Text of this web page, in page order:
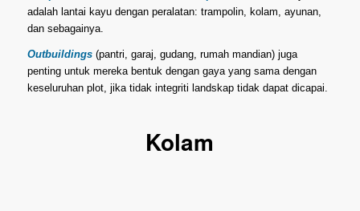
adalah lantai kayu dengan peralatan: trampolin, kolam, ayunan,
dan sebagainya.
Outbuildings(pantri, garaj, gudang, rumah mandian) juga
penting untuk mereka bentuk dengan gaya yang sama dengan
keseluruhan plot, jika tidak integriti landskap tidak dapat dicapai.
Kolam